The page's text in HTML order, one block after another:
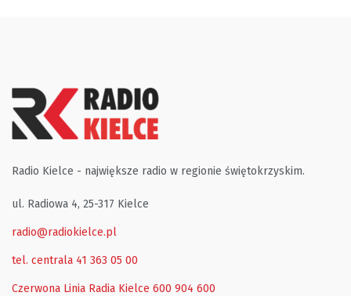
Radio Kielce - największe radio w regionie świętokrzyskim.
ul. Radiowa 4, 25-317 Kielce
radio@radiokielce.pl
tel. centrala 41 363 05 00
Czerwona Linia Radia Kielce 600 904 600